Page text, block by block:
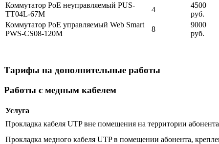
Коммутатор PoE неуправляемый PUS-
TT04L-67M
4
4500
руб.
Коммутатор PoE управляемый Web Smart
PWS-CS08-120M
8
9000
руб.
Тарифы на дополнительные работы
Работы с медным кабелем
Услуга
Прокладка кабеля UTP вне помещения на территории
Прокладка медного кабеля UTP в помещении абонента,